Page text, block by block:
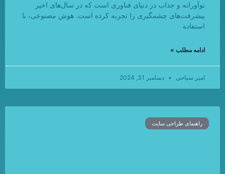
نوآورانه و جذاب در دنیای فناوری است که در سال‌های اخیر
پیشرفت‌های چشمگیری را تجربه کرده است. هوش مصنوعی، با
استفاده
ادامه مطلب »
امیر سیاحی دسامبر 31, 2024
راهنمای طراحی سایت